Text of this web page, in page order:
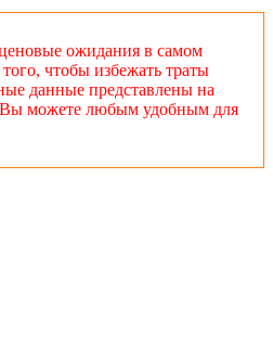
ожидания в самом
чтобы избежать траты
данные представлены на
Вы можете любым удобным для